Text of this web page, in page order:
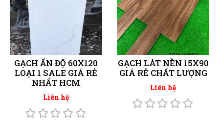
GẠCH ẤN ĐỘ 60X120
LOẠI 1 SALE GIÁ RẺ
NHẤT HCM
Liên hệ
GẠCH LÁT NỀN 15X90
GIÁ RẺ CHẤT LƯỢNG
Liên hệ